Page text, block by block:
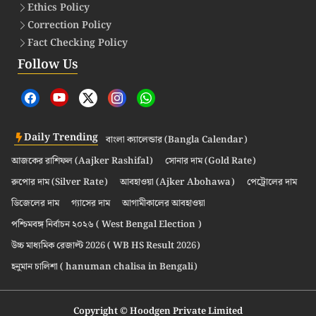
Ethics Policy
Correction Policy
Fact Checking Policy
Follow Us
Daily Trending বাংলা ক্যালেন্ডার (Bangla Calendar)
আজকের রাশিফল (Aajker Rashifal)
সোনার দাম (Gold Rate)
রুপোর দাম (Silver Rate)
আবহাওয়া (Ajker Abohawa)
পেট্রোলের দাম
ডিজেলের দাম
গ্যাসের দাম
আগামীকালের আবহাওয়া
পশ্চিমবঙ্গ নির্বাচন ২০২৬ ( West Bengal Election )
উচ্চ মাধ্যমিক রেজাল্ট 2026 ( WB HS Result 2026)
হনুমান চালিশা ( hanuman chalisa in Bengali)
Copyright © Hoodgen Private Limited